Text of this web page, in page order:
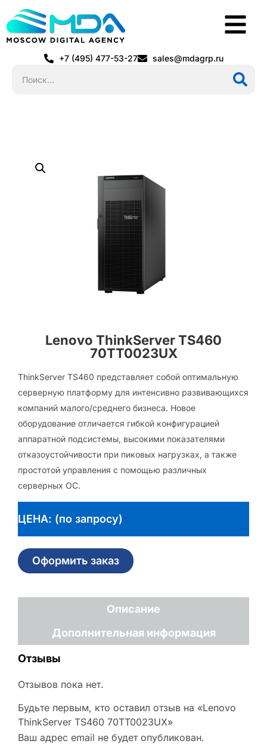
+7 (495) 477-53-27 sales@mdagrp.ru
Lenovo ThinkServer TS460
70TT0023UX
ThinkServer TS460 представляет собой оптимальную
серверную платформу для интенсивно развивающихся
компаний малого/среднего бизнеса. Новое
оборудование отличается гибкой конфигурацией
аппаратной подсистемы, высокими показателями
отказоустойчивости при пиковых нагрузках, а также
простотой управления с помощью различных
серверных ОС.
ЦЕНА: (по запросу)
Оформить заказ
Описание
Дополнительная информация
Отзывы
Отзывов пока нет.
Будьте первым, кто оставил отзыв на «Lenovo
ThinkServer TS460 70TT0023UX»
Ваш адрес email не будет опубликован.